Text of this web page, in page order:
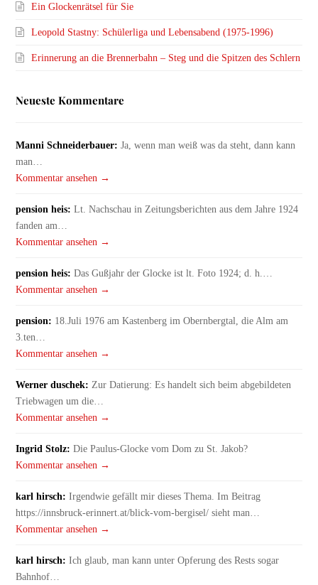
Ein Glockenrätsel für Sie
Leopold Stastny: Schülerliga und Lebensabend (1975-1996)
Erinnerung an die Brennerbahn – Steg und die Spitzen des Schlern
Neueste Kommentare
Manni Schneiderbauer: Ja, wenn man weiß was da steht, dann kann
man…
Kommentar ansehen →
pension heis: Lt. Nachschau in Zeitungsberichten aus dem Jahre 1924
fanden am…
Kommentar ansehen →
pension heis: Das Gußjahr der Glocke ist lt. Foto 1924; d. h.…
Kommentar ansehen →
pension: 18.Juli 1976 am Kastenberg im Obernbergtal, die Alm am
3.ten…
Kommentar ansehen →
Werner duschek: Zur Datierung: Es handelt sich beim abgebildeten
Triebwagen um die…
Kommentar ansehen →
Ingrid Stolz: Die Paulus-Glocke vom Dom zu St. Jakob?
Kommentar ansehen →
karl hirsch: Irgendwie gefällt mir dieses Thema. Im Beitrag
https://innsbruck-erinnert.at/blick-vom-bergisel/ sieht man…
Kommentar ansehen →
karl hirsch: Ich glaub, man kann unter Opferung des Rests sogar
Bahnhof…